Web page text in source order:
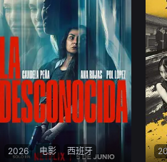
节、暗潮涌动。“天字第二号
逃犯”刀马接下特殊押镖任
务，和同伴一起从西域护镖远
赴长安。不料，他们的护送对
象竟是“天字第一号逃犯”知世
郎……天下熙熙皆为利来，各
方势力闻风入局，抢镖厮杀接
连上演……
余
护
程
全
2026 电影 西班牙